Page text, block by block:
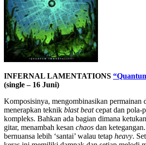
INFERNAL LAMENTATIONS
(single – 16 Juni)
Komposisinya, mengombinasikan permainan
menerapkan teknik blast beatcepat dan pola-
kompleks. Bahkan ada bagian dimana
gitar, menambah kesan chaos dan
bernuansa lebih ‘santai’ walau tetap heavy.